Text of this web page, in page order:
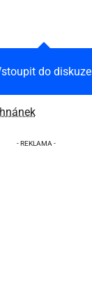
do diskuze